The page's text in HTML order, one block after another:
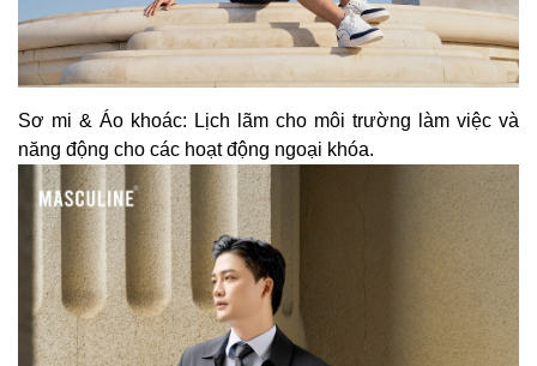
Sơ mi & Áo khoác: Lịch lãm cho môi trường làm việc và
năng động cho các hoạt động ngoại khóa.